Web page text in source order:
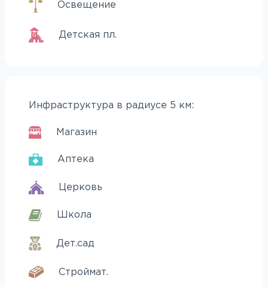
Освещение
Детская пл.
Инфраструктура в радиусе 5 км:
Магазин
Аптека
Церковь
Школа
Дет.сад
Строймат.